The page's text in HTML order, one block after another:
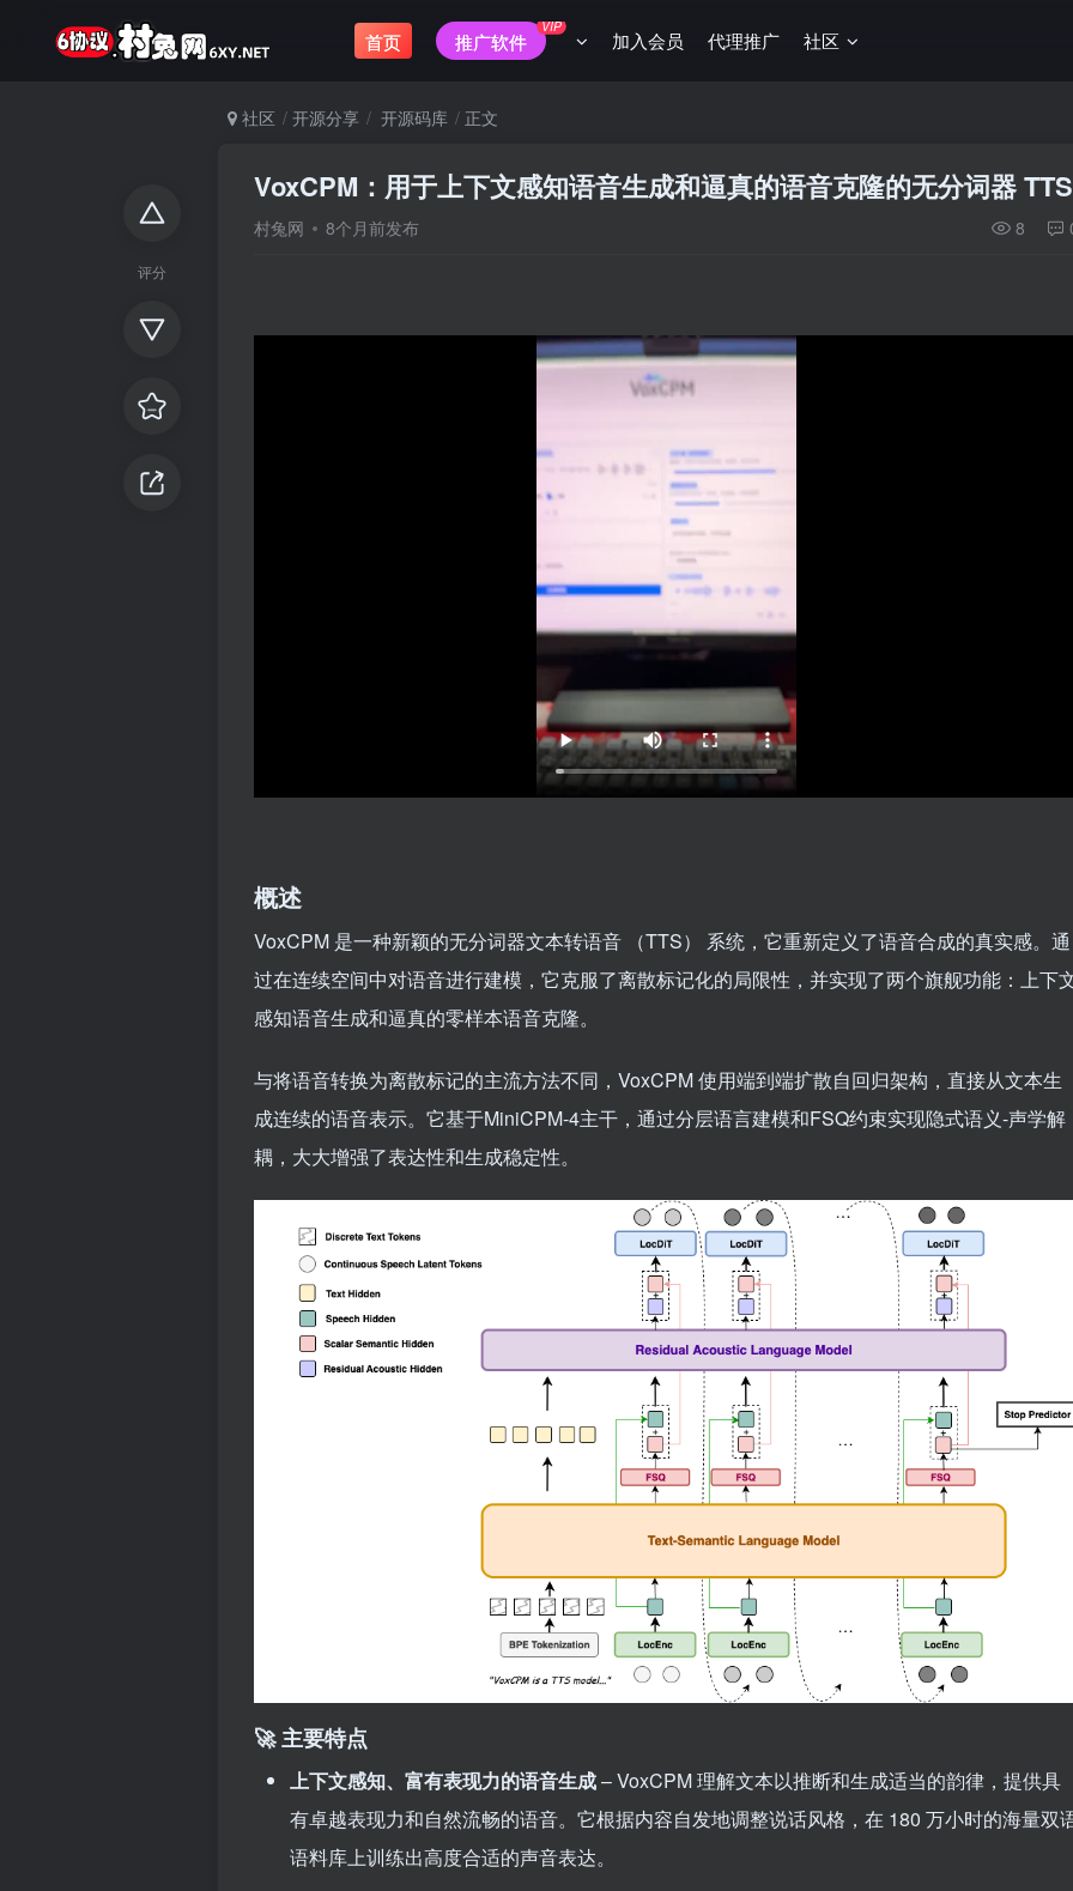
首页 推广软件
VIP
加入会员 代理推广 社区
评分
社区 开源分享 开源码库 正文
VoxCPM：用于上下文感知语音生成和逼真的语音克隆的无分词器 TTS
村兔网 8个月前发布 8
概述
VoxCPM 是一种新颖的无分词器文本转语音 （TTS） 系统，它重新定义了语音合成的真实感。通
过在连续空间中对语音进行建模，它克服了离散标记化的局限性，并实现了两个旗舰功能：上下
感知语音生成和逼真的零样本语音克隆。
与将语音转换为离散标记的主流方法不同，VoxCPM 使用端到端扩散自回归架构，直接从文本生
成连续的语音表示。它基于MiniCPM-4主干，通过分层语言建模和FSQ约束实现隐式语义-声学解
耦，大大增强了表达性和生成稳定性。
🚀 主要特点
上下文感知、富有表现力的语音生成– VoxCPM 理解文本以推断和生成适当的韵律，提供具
有卓越表现力和自然流畅的语音。它根据内容自发地调整说话风格，在 180 万小时的海量双
语料库上训练出高度合适的声音表达。